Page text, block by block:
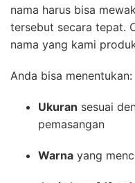
nama harus bisa
tersebut secara tepat.
nama yang kami
Anda bisa menentukan:
Ukuran sesuai
pemasangan
Warna yang